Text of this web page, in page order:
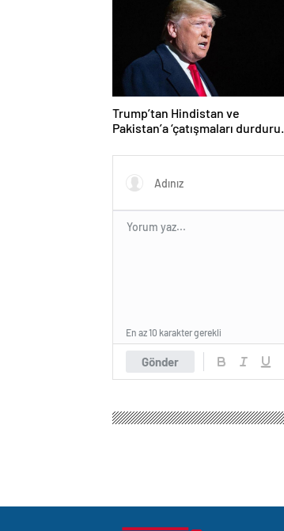
Trump’tan Hindistan ve
Pakistan’a ‘çatışmaları durdurun’
Gönder
En az 10 karakter gerekli